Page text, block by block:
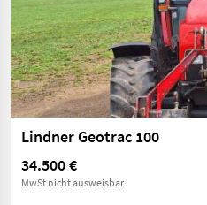
Lindner Geotrac 100
34.500 €
MwSt nicht ausweisbar